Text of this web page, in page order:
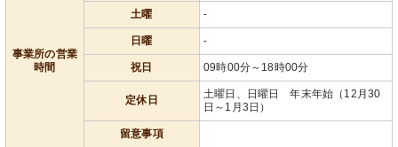
事業所の営業
時間
土曜 -
日曜 -
祝日 09時00分～18時00分
定休日
土曜日、日曜日 年末年始（12月30
日～1月3日）
留意事項